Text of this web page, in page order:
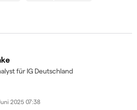
für IG Deutschland
2025 07:38